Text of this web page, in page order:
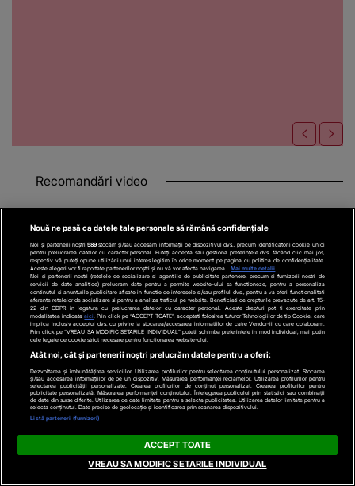
Recomandări video
ACTUALE
VIDEO„Somnul slab și
emoțiile se hrănesc
reciproc”. Insomnia
VREMEA
VIDEOCod galben de
caniculă, furtuni și ploi
torențiale. ANM anunță
Nouă ne pasă ca datele tale personale să rămână confidențiale
Noi și partenerii noștri 589stocăm și/sau accesăm informații pe dispozitivul dvs., precum identificatorii cookie unici
pentru prelucrarea datelor cu caracter personal. Puteți accepta sau gestiona preferințele dvs. făcând clic mai jos,
respectiv vă puteți opune utilizării unui interes legitim în orice moment pe pagina cu politica de confidențialitate.
Aceste alegeri vor fi raportate partenerilor noștri și nu vă vor afecta navigarea.
Mai multe detalii
Noi si partenerii nostri (retelele de socializare si agentiile de publicitate partenere, precum si furnizorii nostri de
servicii de date analitice) prelucram date pentru a permite website-ului sa functioneze, pentru a personaliza
continutul si anunturile publicitare afisate in functie de interesele si/sau profilul dvs., pentru a va oferi functionalitati
aferente retelelor de socializare si pentru a analiza traficul pe website. Beneficiati de drepturile prevazute de art. 15-
22 din GDPR in legatura cu prelucrarea datelor cu caracter personal. Aceste drepturi pot fi exercitate prin
modalitatea indicataaici . Prin click pe “ACCEPT TOATE”, acceptati folosirea tuturor Tehnologiilor de tip Cookie, care
implica inclusiv acceptul dvs. cu privire la stocarea/accesarea informatiilor de catre Vendor-ii cu care colaboram.
Prin click pe “VREAU SA MODIFIC SETARILE INDIVIDUAL” puteti schimba preferintele in mod individual, mai putin
cele legate de cookie strict necesare pentru functionarea website-ului.
Atât noi, cât și partenerii noștri prelucrăm datele pentru a oferi:
Dezvoltarea și îmbunătățirea serviciilor. Utilizarea profilurilor pentru selectarea conținutului personalizat. Stocarea
și/sau accesarea informațiilor de pe un dispozitiv. Măsurarea performanței reclamelor. Utilizarea profilurilor pentru
selectarea publicității personalizate. Crearea profilurilor de conținut personalizat. Crearea profilurilor pentru
publicitate personalizată. Măsurarea performanței conținutului. Înțelegerea publicului prin statistici sau combinații
de date din surse diferite. Utilizarea de date limitate pentru a selecta publicitatea. Utilizarea datelor limitate pentru a
selecta conținutul. Date precise de geolocație și identificarea prin scanarea dispozitivului.
Listă parteneri (furnizori)
ACCEPT TOATE
VREAU SA MODIFIC SETARILE INDIVIDUAL